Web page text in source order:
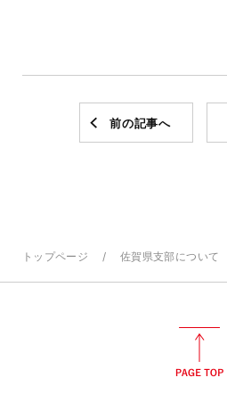
前の記事へ
トップページ 佐賀県支部について